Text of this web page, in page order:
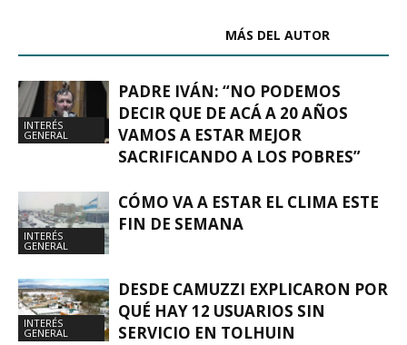
MÁS DEL AUTOR
INTERÉS
GENERAL
PADRE IVÁN: “NO PODEMOS
DECIR QUE DE ACÁ A 20 AÑOS
VAMOS A ESTAR MEJOR
SACRIFICANDO A LOS POBRES”
INTERÉS
GENERAL
CÓMO VA A ESTAR EL CLIMA ESTE
FIN DE SEMANA
INTERÉS
GENERAL
DESDE CAMUZZI EXPLICARON POR
QUÉ HAY 12 USUARIOS SIN
SERVICIO EN TOLHUIN